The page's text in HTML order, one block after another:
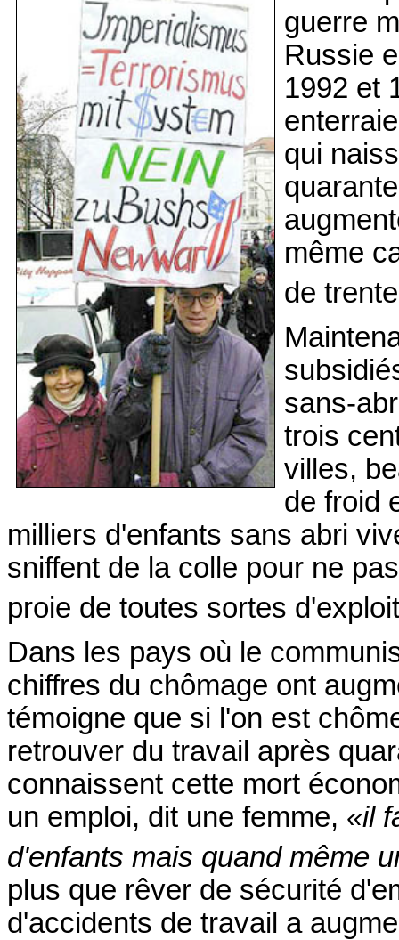
guerre
Russie
1992 et
qui
même
de
sans-
trois
villes,
de froid
milliers d'enfants sans abri
sniffent de la colle pour ne
proie de toutes sortes
Dans les pays où le
chiffres du chômage ont
témoigne que si l'on est
retrouver du travail après
connaissent cette mort
un emploi, dit une femme, «il
d'enfants mais quand même
plus que rêver de sécurité
d'accidents de travail a